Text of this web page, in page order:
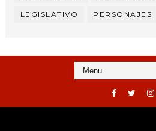
LEGISLATIVO PERSONAJES